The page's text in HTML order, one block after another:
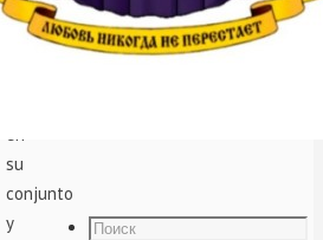
simbólico
en
su
conjunto
y